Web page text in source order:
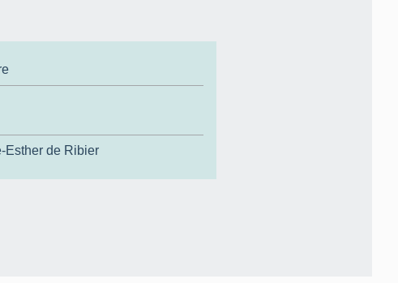
Esther de Ribier